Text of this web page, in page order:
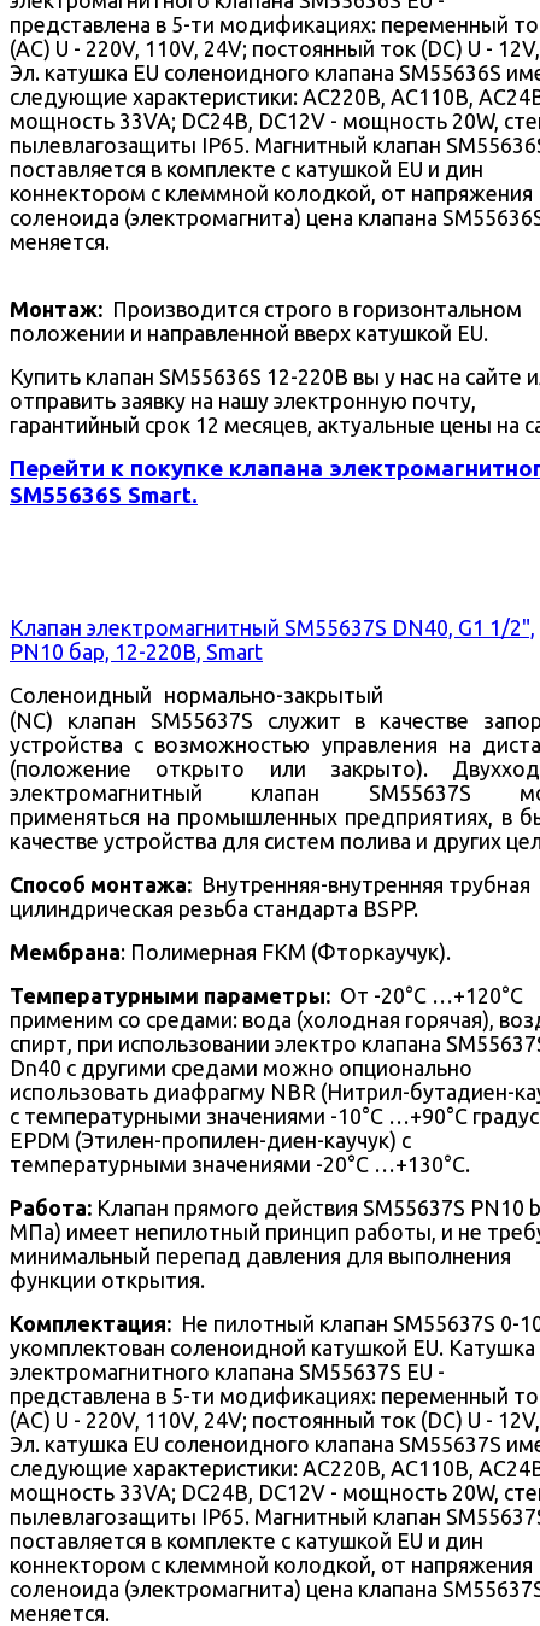
представлена в 5-ти модификациях: переменный
(AC) U - 220V, 110V, 24V; постоянный ток (DC) U -
Эл. катушка EU соленоидного клапана SM55636S
следующие характеристики: AC220В, AC110В,
мощность 33VA; DC24В, DC12V - мощность 20W,
пылевлагозащиты IP65. Магнитный клапан
поставляется в комплекте с катушкой EU и дин
коннектором с клеммной колодкой, от напряжения
соленоида (электромагнита) цена клапана
меняется.
Монтаж: Производится строго в горизонтальном
положении и направленной вверх катушкой EU.
Купить клапан SM55636S 12-220В вы у нас на сайте
отправить заявку на нашу электронную почту,
гарантийный срок 12 месяцев, актуальные цены на
Перейти к покупке клапана
SM55636S Smart.
Клапан электромагнитный SM55637S DN40, G1 1/2",
PN10 бар, 12-220В, Smart
Соленоидный нормально-закрытый
(NC) клапан SM55637S служит в качестве
устройства с возможностью управления на
(положение открыто или закрыто).
электромагнитный клапан SM55637S
применяться на промышленных предприятиях, в
качестве устройства для систем полива и других
Способ монтажа: Внутренняя-внутренняя трубная
цилиндрическая резьба стандарта BSPP.
Мембрана: Полимерная FKM (Фторкаучук).
Температурными параметры: От -20°С …+120°С
применим со средами: вода (холодная горячая),
спирт, при использовании электро клапана
Dn40 с другими средами можно опционально
использовать диафрагму NBR (Нитрил-бутадиен-
с температурными значениями -10°С …+90°С
EPDM (Этилен-пропилен-диен-каучук) c
температурными значениями -20°С …+130°С.
Работа: Клапан прямого действия SM55637S PN10
МПа) имеет непилотный принцип работы, и не
минимальный перепад давления для выполнения
функции открытия.
Комплектация: Не пилотный клапан SM55637S 0-
укомплектован соленоидной катушкой EU. Катушка
электромагнитного клапана SM55637S EU -
представлена в 5-ти модификациях: переменный
(AC) U - 220V, 110V, 24V; постоянный ток (DC) U -
Эл. катушка EU соленоидного клапана SM55637S
следующие характеристики: AC220В, AC110В,
мощность 33VA; DC24В, DC12V - мощность 20W,
пылевлагозащиты IP65. Магнитный клапан
поставляется в комплекте с катушкой EU и дин
коннектором с клеммной колодкой, от напряжения
соленоида (электромагнита) цена клапана
меняется.